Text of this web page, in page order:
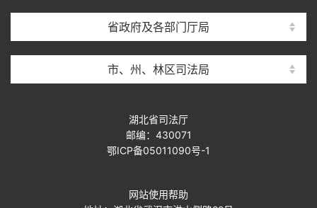
省政府及各部门厅局
市、州、林区司法局
湖北省司法厅
邮编：430071
鄂ICP备05011090号-1
网站使用帮助